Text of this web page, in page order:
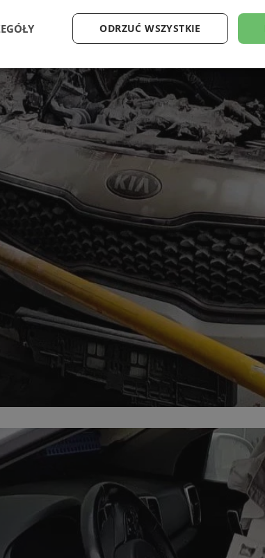
ODRZUĆ WSZYSTKIE
Wydajność Targetowanie
Targetowanie Funkcjonalność
umożliwiają korzystanie z podstawowych funkcji strony
Bez niezbędnych plików cookie nie można prawidłowo korzystać ze
Provider
Okres
przechowywania
Opis
1 rok
Ten plik cookie
orzesze.com.pl
Ten plik cookie
orzesze.com.pl 1 rok
Ten plik cookie
YouTube
.youtube.com
5 miesięcy 4
tygodnie
Ten plik cookie
użytkownika oraz
prywatności
wybory dotyczące
zgody, zapewniając
wizytach. Dzięki
konfigurować
zgodność z
Cloudflare
.x.com
29 minut 59
Ten plik cookie
umożliwia
korzystania z jej
CookieScript
Ten plik cookie jest
Script.com do
zgody użytkownika
aby baner cookie
Cloudflare
29 minut 55
Ten plik cookie
to korzystne dla
umożliwia
korzystania z jej
Google Privacy Policy